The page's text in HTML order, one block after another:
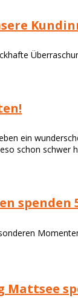
ein
schon schwer
spenden
Mattsee